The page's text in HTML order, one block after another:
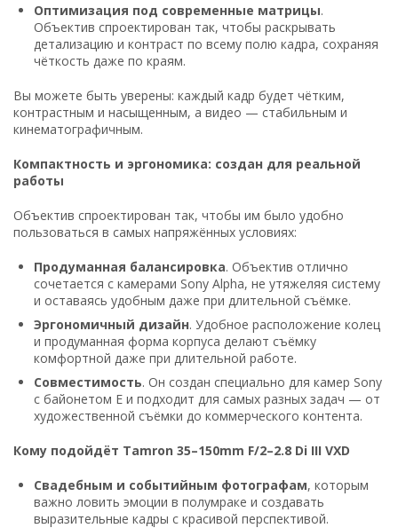
Оптимизация под современные матрицы.
Объектив спроектирован так, чтобы раскрывать
детализацию и контраст по всему полю кадра, сохраняя
чёткость даже по краям.
Вы можете быть уверены: каждый кадр будет чётким,
контрастным и насыщенным, а видео — стабильным и
кинематографичным.
Компактность и эргономика: создан для реальной
работы
Объектив спроектирован так, чтобы им было удобно
пользоваться в самых напряжённых условиях:
Продуманная балансировка. Объектив отлично
сочетается с камерами Sony Alpha, не утяжеляя систему
и оставаясь удобным даже при длительной съёмке.
Эргономичный дизайн. Удобное расположение колец
и продуманная форма корпуса делают съёмку
комфортной даже при длительной работе.
Совместимость. Он создан специально для камер Sony
с байонетом E и подходит для самых разных задач — от
художественной съёмки до коммерческого контента.
Кому подойдёт Tamron 35–150mm F/2–2.8 Di III VXD
Свадебным и событийным фотографам, которым
важно ловить эмоции в полумраке и создавать
выразительные кадры с красивой перспективой.